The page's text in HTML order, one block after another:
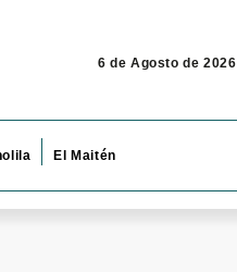
6 de Agosto de 2026
El Maitén